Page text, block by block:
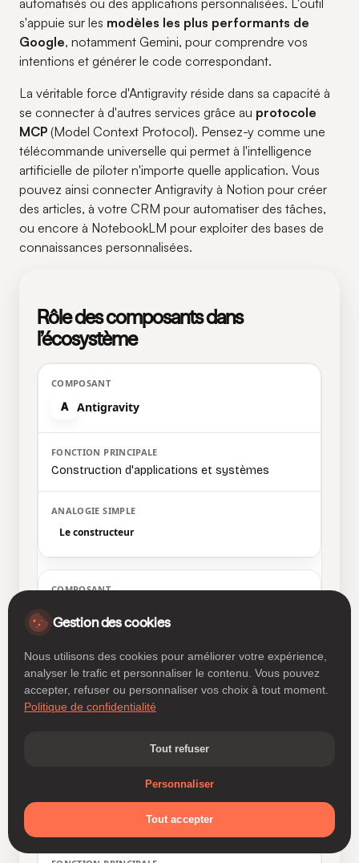
Gestion des cookies
Nous utilisons des cookies pour améliorer votre expérience,
analyser le trafic et personnaliser le contenu. Vous pouvez
accepter, refuser ou personnaliser vos choix à tout moment.
Politique de confidentialité
Analytiques
Mesure d'audience et statistiques
Marketing
Tout refuser
Personnaliser
Tout accepter
automatisés ou des applications personnalisées. L'outil
s'appuie sur les modèles les plus performants de
Google, notamment Gemini, pour comprendre vos
intentions et générer le code correspondant.
La véritable force d'Antigravity réside dans sa capacité à
se connecter à d'autres services grâce au protocole
MCP (Model Context Protocol). Pensez-y comme une
télécommande universelle qui permet à l'intelligence
artificielle de piloter n'importe quelle application. Vous
pouvez ainsi connecter Antigravity à Notion pour créer
des articles, à votre CRM pour automatiser des tâches,
ou encore à NotebookLM pour exploiter des bases de
connaissances personnalisées.
Rôle des composants dans
l’écosystème
A Antigravity
Construction d'applications et systèmes
Le constructeur
Gemini
Raisonnement et génération de code
NotebookLM